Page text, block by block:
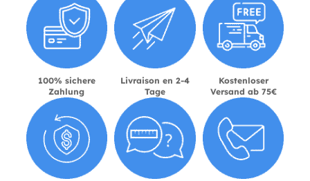
100% sichere
Zahlung
Livraison en 2-4
Tage
Kostenloser
Versand ab 75€